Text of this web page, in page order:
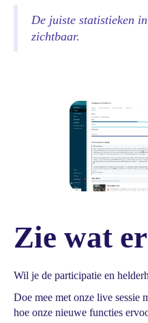
De juiste statistieken
zichtbaar.
Zie wat
Wil je de participatie en
Doe mee met onze live sessie
hoe onze nieuwe functies